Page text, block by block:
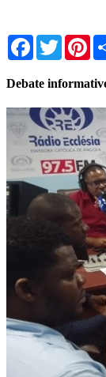
Facebook
Twitter
Debate